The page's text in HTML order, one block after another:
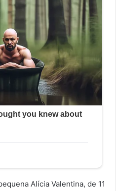
Alícia Valentina, de 11